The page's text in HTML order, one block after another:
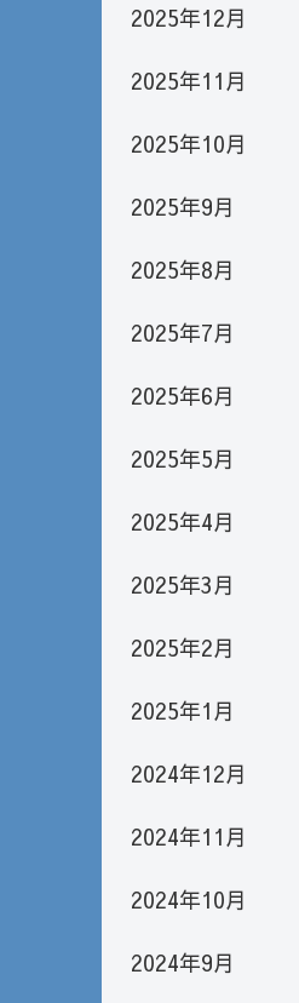
2025年12月
2025年11月
2025年10月
2025年9月
2025年8月
2025年7月
2025年6月
2025年5月
2025年4月
2025年3月
2025年2月
2025年1月
2024年12月
2024年11月
2024年10月
2024年9月